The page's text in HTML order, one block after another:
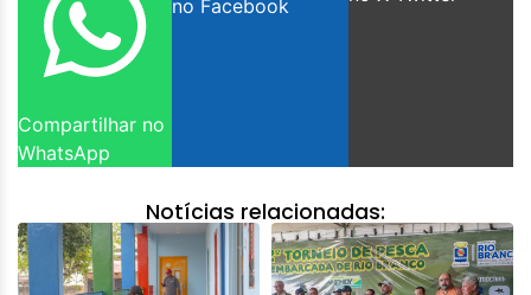
Compartilhar no
WhatsApp
no Facebook
Notícias relacionadas: